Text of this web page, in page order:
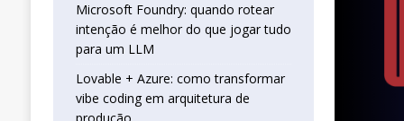
Microsoft Foundry: quando rotear
intenção é melhor do que jogar tudo
para um LLM
Lovable + Azure: como transformar
vibe coding em arquitetura de